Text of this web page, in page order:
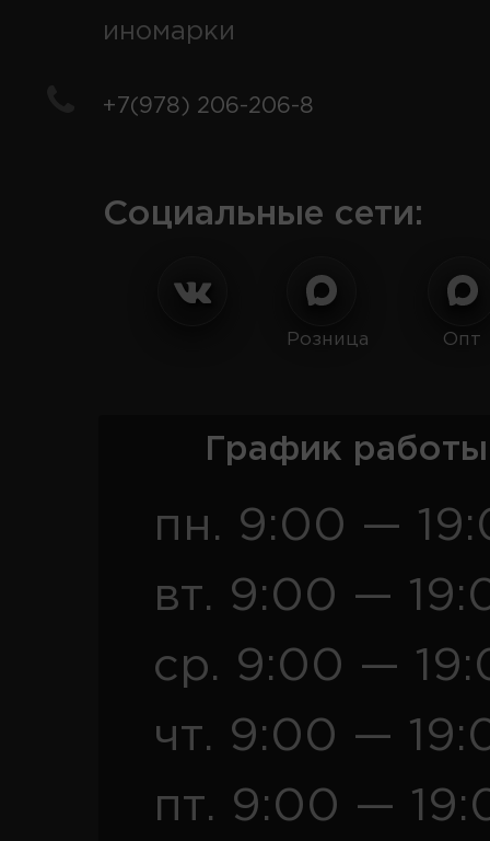
иномарки
+7(978) 206-206-8
Социальные сети:
Розница Опт
График
пн. 9:00 —
вт. 9:00 —
ср. 9:00 —
чт. 9:00 —
пт. 9:00 —